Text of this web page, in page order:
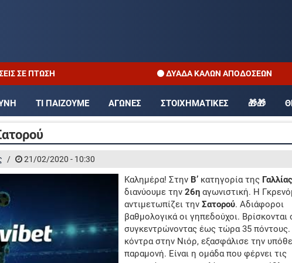
ΔΥΑΔΑ ΚΑΛΩΝ ΑΠΟΔΟΣΕΩΝ
ΕΠΙΣΤΡΟΦΗ ΣΤΑ
ΑΠΟΔΌΣΕΙΣ ΣΕ ΠΤΏΣΗ ΔΥΑΔΑ ΚΑΛΩΝ
ΠΡΟΤΕΙΝΌΜΕΝΑ SITES
ΤΙ ΠΑΙΖΟΥΜΕ ΑΓΩΝΕΣ ΣΤΟΙΧΗΜΑΤΙΚΕΣ 🎁🎁
/ 21/02/2020 - 10:30
Καλημέρα! Στην Β’ κατηγορία της Γαλλίας
διανύουμε την 26η αγωνιστική. Η
αντιμετωπίζει την Σατορού. Αδιάφοροι
βαθμολογικά οι γηπεδούχοι. Βρίσκονται
συγκεντρώνοντας έως τώρα 35 πόντους.
κόντρα στην Νιόρ, εξασφάλισε την
παραμονή. Είναι η ομάδα που φέρνει τις